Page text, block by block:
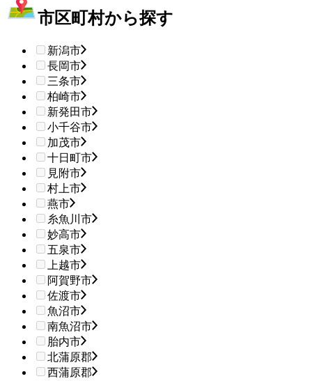
市区町村から探す
新潟市
長岡市
三条市
柏崎市
新発田市
小千谷市
加茂市
十日町市
見附市
村上市
燕市
糸魚川市
妙高市
五泉市
上越市
阿賀野市
佐渡市
魚沼市
南魚沼市
胎内市
北蒲原郡
西蒲原郡